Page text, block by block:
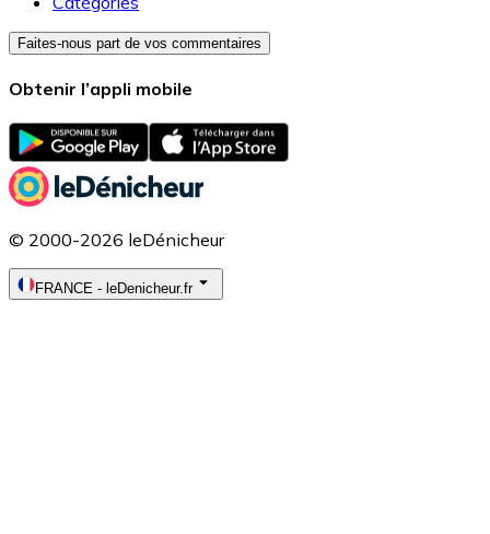
Faites-nous part de vos commentaires
Obtenir l’appli mobile
© 2000-2026 leDénicheur
FRANCE - leDenicheur.fr